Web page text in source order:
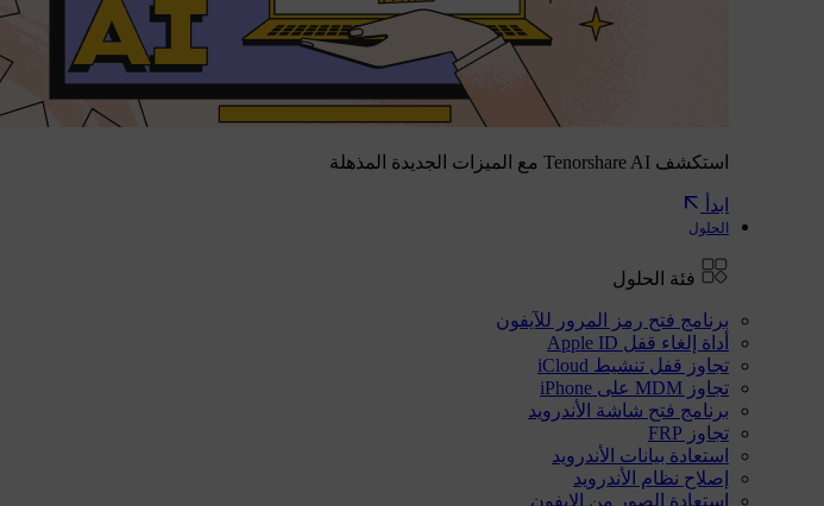
استكشف Tenorshare AI مع الميزات الجديدة المذهلة
ابدأ
الحلول
فئة الحلول
برنامج فتح رمز المرور للآيفون
أداة إلغاء قفل Apple ID
تجاوز قفل تنشيط iCloud
تجاوز MDM على iPhone
برنامج فتح شاشة الأندرويد
تجاوز FRP
استعادة بيانات الأندرويد
إصلاح نظام الأندرويد
استعادة الصور من الايفون